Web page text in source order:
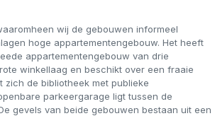
wij de gebouwen informeel
hoge appartementengebouw. Het heeft
appartementengebouw van drie
winkellaag en beschikt over een fraaie
zich de bibliotheek met publieke
parkeergarage ligt tussen de
gevels van beide gebouwen bestaan uit een